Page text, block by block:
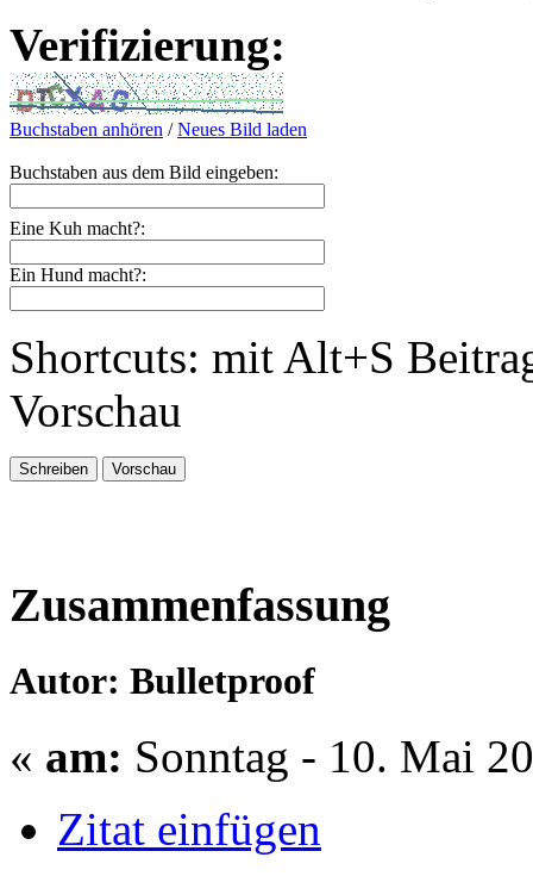
Verifizierung:
Buchstaben anhören /Neues Bild laden
Buchstaben aus dem Bild eingeben:
Eine Kuh macht?:
Ein Hund macht?:
Shortcuts: mit Alt+S
Vorschau
Zusammenfassung
Autor: Bulletproof
« am: Sonntag - 10. Mai
Zitat einfügen